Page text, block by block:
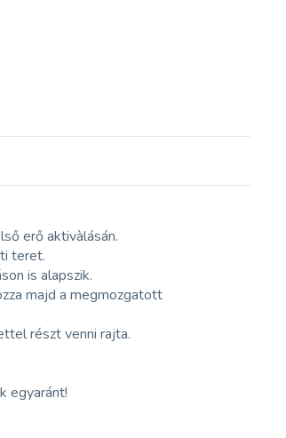
erő aktivàlásán.
teret.
is alapszik.
majd a megmozgatott
részt venni rajta.
egyaránt!